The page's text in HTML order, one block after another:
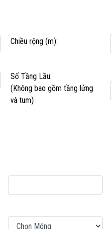
Chiều rộng (m):
Số Tầng Lầu:
(Không bao gồm tầng lửng
và tum)